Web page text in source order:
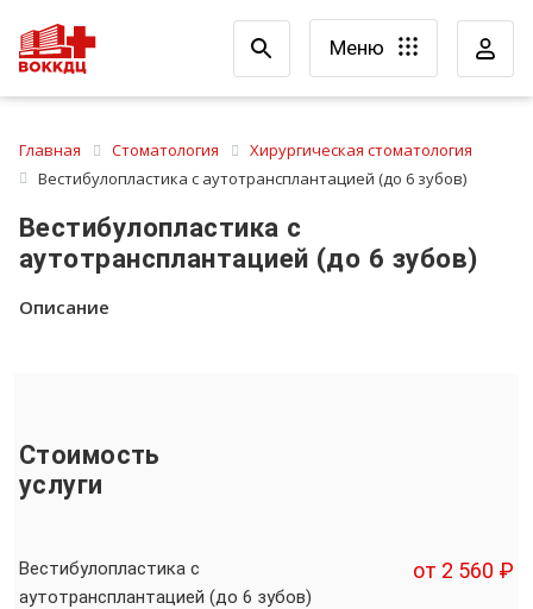
Меню
Главная Стоматология
Хирургическая стоматология
Вестибулопластика с аутотрансплантацией (до 6 зубов)
Вестибулопластика с
аутотрансплантацией (до 6 зубов)
Описание
Стоимость
услуги
Вестибулопластика с
аутотрансплантацией (до 6 зубов)
от 2 560 ₽